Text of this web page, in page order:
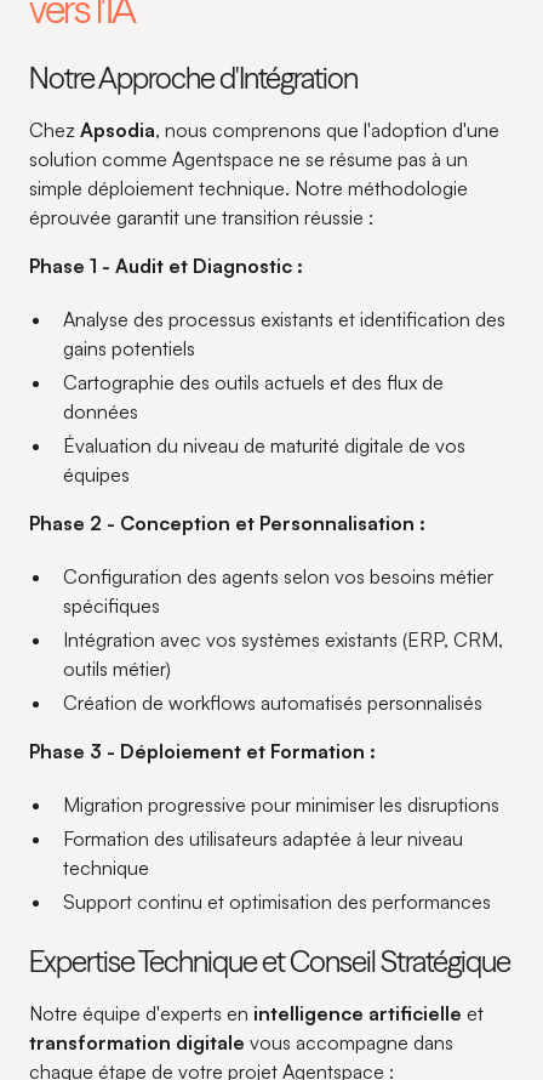
Notre Approche d'Intégration
Chez Apsodia, nous comprenons que l'adoption d'une
solution comme Agentspace ne se résume pas à un
simple déploiement technique. Notre méthodologie
éprouvée garantit une transition réussie :
Phase 1 - Audit et Diagnostic :
Analyse des processus existants et identification des
gains potentiels
Cartographie des outils actuels et des flux de
données
Évaluation du niveau de maturité digitale de vos
équipes
Phase 2 - Conception et Personnalisation :
Configuration des agents selon vos besoins métier
spécifiques
Intégration avec vos systèmes existants (ERP, CRM,
outils métier)
Création de workflows automatisés personnalisés
Phase 3 - Déploiement et Formation :
Migration progressive pour minimiser les disruptions
Formation des utilisateurs adaptée à leur niveau
technique
Support continu et optimisation des performances
Expertise Technique et Conseil Stratégique
Notre équipe d'experts en intelligence artificielle et
transformation digitale vous accompagne dans
chaque étape de votre projet Agentspace :